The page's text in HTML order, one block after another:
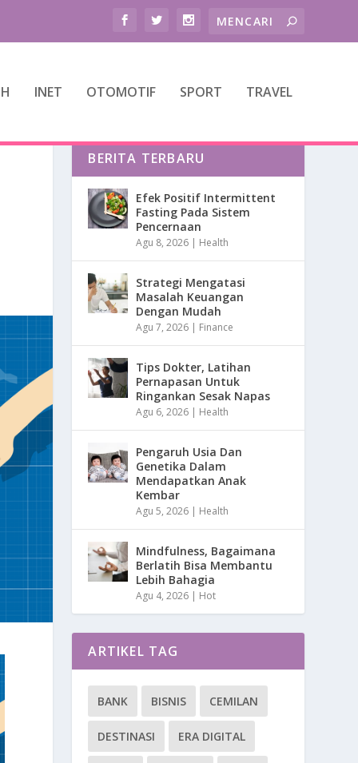
INET OTOMOTIF SPORT TRAVEL
BERITA TERBARU
Efek Positif Intermittent
Fasting Pada Sistem
Pencernaan
Agu 8, 2026 | Health
Strategi Mengatasi
Masalah Keuangan
Dengan Mudah
Agu 7, 2026 | Finance
Tips Dokter, Latihan
Pernapasan Untuk
Ringankan Sesak Napas
Agu 6, 2026 | Health
Pengaruh Usia Dan
Genetika Dalam
Mendapatkan Anak
Kembar
Agu 5, 2026 | Health
Mindfulness, Bagaimana
Berlatih Bisa Membantu
Lebih Bahagia
Agu 4, 2026 | Hot
ARTIKEL TAG
BANK BISNIS CEMILAN
DESTINASI ERA DIGITAL